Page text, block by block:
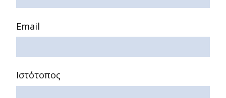
Email
Ιστότοπος